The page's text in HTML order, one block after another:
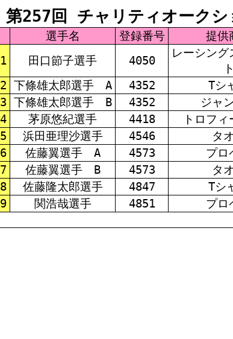
第257回 チャリティオーク
選手名 登録番号 提供
1
田口節子選手 4050
レーシング
ト
2
下條雄太郎選手 A 4352 Tシ
3
下條雄太郎選手 B 4352 ジャ
4
茅原悠紀選手 4418 トロフ
5
浜田亜理沙選手 4546 タ
6
佐藤翼選手 A 4573 プロ
7
佐藤翼選手 B 4573 タ
8
佐藤隆太郎選手 4847 Tシ
9
関浩哉選手 4851 プロ